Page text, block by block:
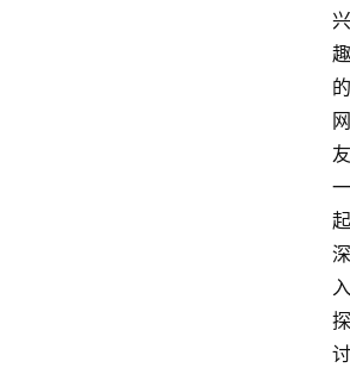
兴
趣
的
网
友
一
起
深
入
探
讨